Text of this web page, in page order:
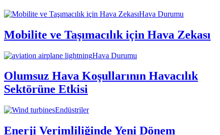
Hava Durumu
Mobilite ve Taşımacılık için Hava Zekası
Hava Durumu
Olumsuz Hava Koşullarının Havacılık
Sektörüne Etkisi
Endüstriler
Enerji Verimliliğinde Yeni Dönem